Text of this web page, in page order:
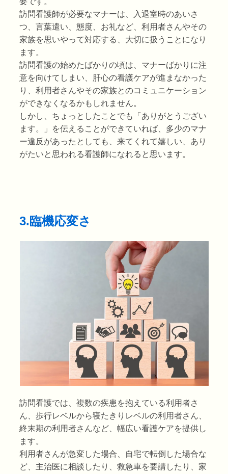
訪問看護師が必要なマナーは、入退室時のあいさ
つ、言葉遣い、態度、お礼など、利用者さんやその
家族を思いやって対応する、大切に扱うことになり
ます。
訪問看護の始めたばかりの頃は、マナーばかりに注
意を向けてしまい、肝心の看護ケアが進まなかった
り、利用者さんやその家族とのコミュニケーション
ができなくなるかもしれません。
しかし、ちょっとしたことでも「ありがとうござい
ます。」を伝えることができていれば、多少のマナ
ー違反があったとしても、来てくれて嬉しい、あり
がたいと思われる看護師になれると思います。
3.臨機応変さ
訪問看護では、複数の疾患を抱えている利用者さ
ん、歩行レベルから寝たきりレベルの利用者さん、
終末期の利用者さんなど、幅広い看護ケアを提供し
ます。
利用者さんが急変した場合、自宅で転倒した場合な
ど、主治医に相談したり、救急車を要請したり、家